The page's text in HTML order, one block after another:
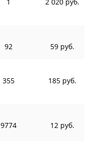
92 59 руб.
355 185 руб.
9774 12 руб.